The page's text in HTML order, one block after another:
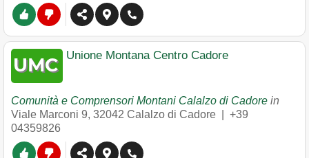
Unione Montana Centro Cadore
Comunità e Comprensori Montani Calalzo di Cadore in
Viale Marconi 9, 32042 Calalzo di Cadore
+39
04359826